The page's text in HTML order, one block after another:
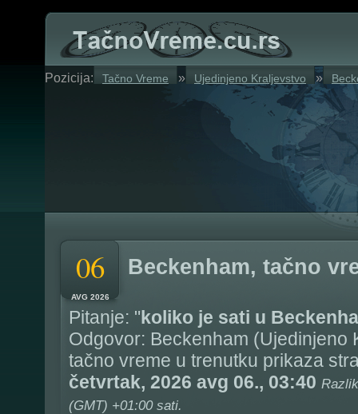
Pozicija: Tačno Vreme » Ujedinjeno Kraljevstvo »
06
AVG 2026
Beckenham, tačno
Pitanje: "koliko je sati u
Odgovor: Beckenham (Ujedinjeno
tačno vreme u trenutku prikaza
četvrtak, 2026 avg 06., 03:40
(GMT) +01:00 sati.